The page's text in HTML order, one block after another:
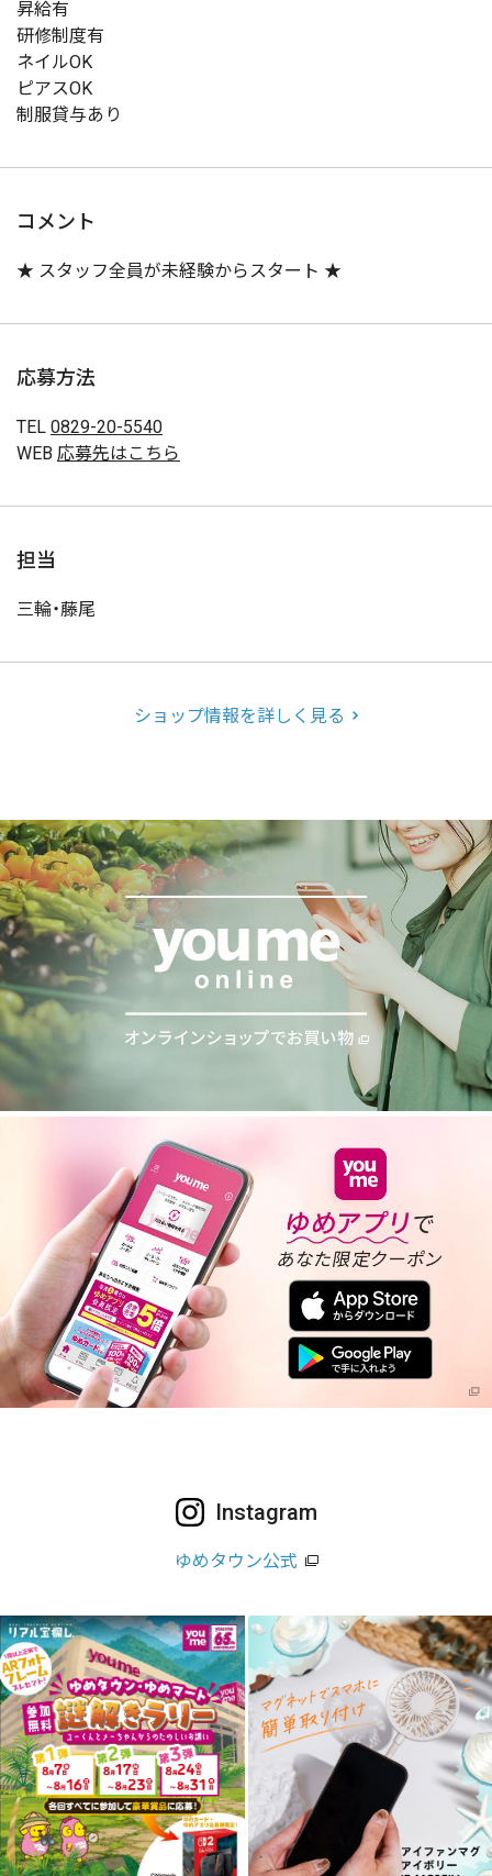
昇給有
研修制度有
ネイルOK
ピアスOK
制服貸与あり
コメント
★ スタッフ全員が未経験からスタート ★
応募方法
TEL 0829-20-5540
WEB 応募先はこちら
担当
三輪・藤尾
ショップ情報を詳しく見る
Instagram
ゆめタウン公式